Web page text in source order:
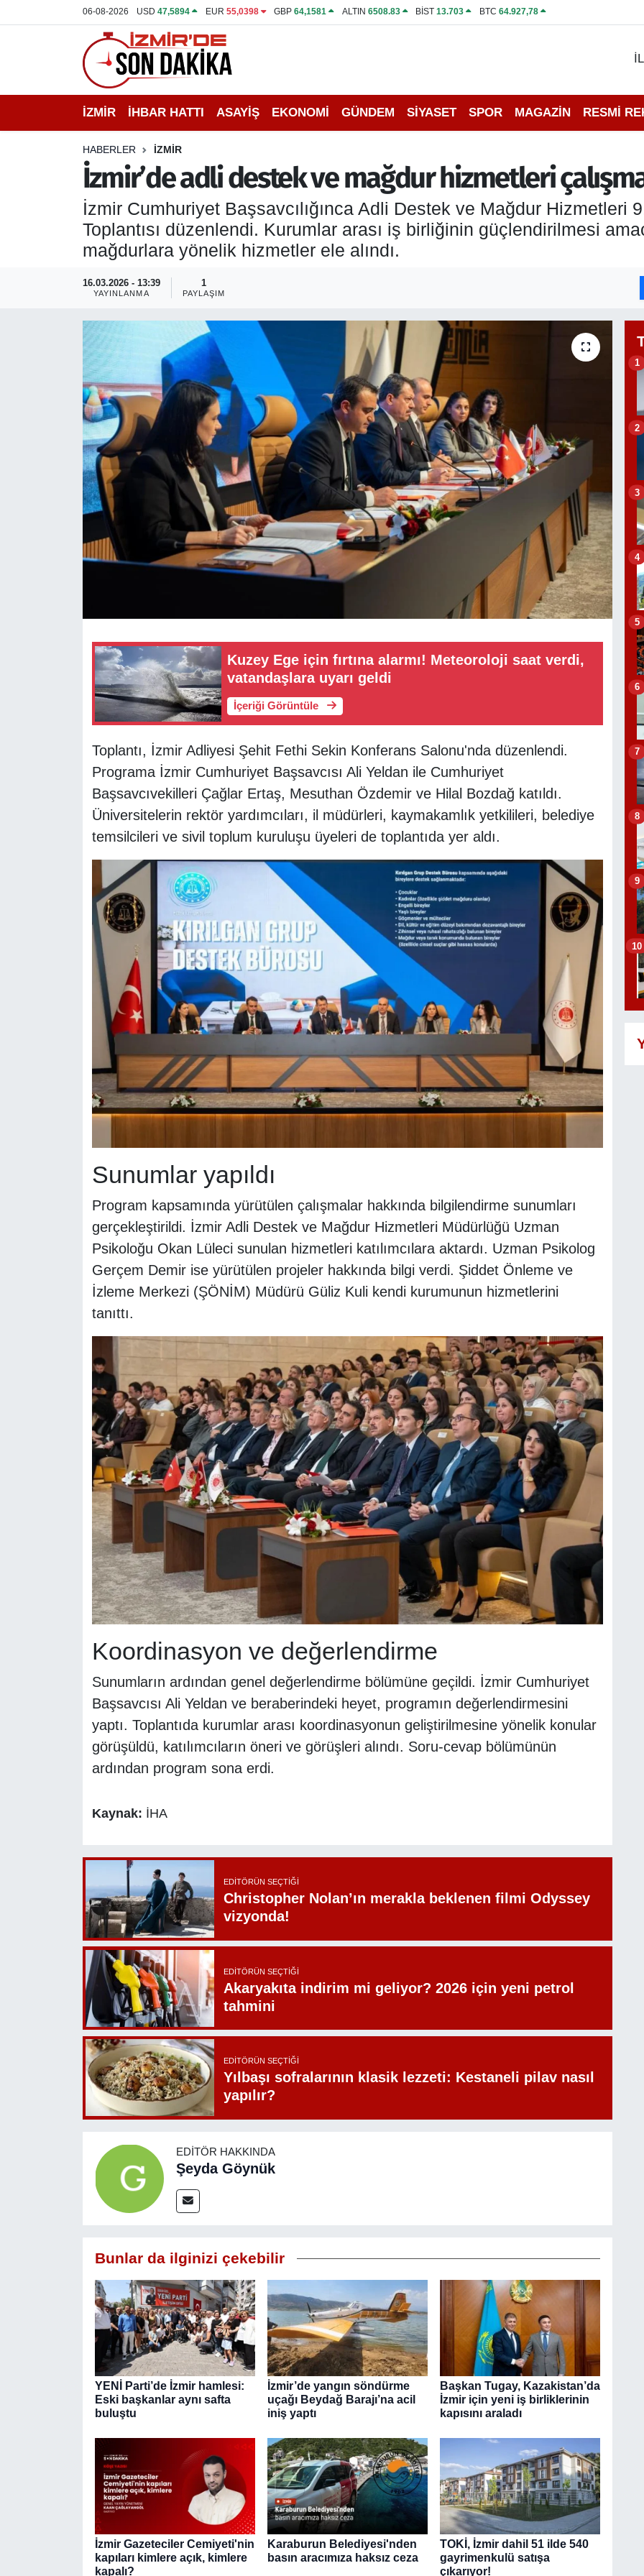
06-08-2026 USD47,5894 EUR 55,0398 GBP64,1581 ALTIN 6508.83 BİST13.703 BTC 64.927,78
İZMİR İHBAR HATTI ASAYİŞ EKONOMİ GÜNDEM SİYASET SPOR MAGAZİN RESMİ
HABERLER İZMİR
İzmir’de adli destek ve mağdur hizmetleri
İzmir Cumhuriyet Başsavcılığınca Adli Destek ve Mağdur Hizmetleri
Toplantısı düzenlendi. Kurumlar arası iş birliğinin güçlendirilmesi
mağdurlara yönelik hizmetler ele alındı.
16.03.2026 - 13:39
YAYINLANMA
1
PAYLAŞIM
Kuzey Ege için fırtına alarmı! Meteoroloji saat verdi,
vatandaşlara uyarı geldi
İçeriği Görüntüle
Toplantı, İzmir Adliyesi Şehit Fethi Sekin Konferans Salonu'nda düzenlendi.
Programa İzmir Cumhuriyet Başsavcısı Ali Yeldan ile Cumhuriyet
Başsavcıvekilleri Çağlar Ertaş, Mesuthan Özdemir ve Hilal Bozdağ katıldı.
Üniversitelerin rektör yardımcıları, il müdürleri, kaymakamlık yetkilileri, belediye
temsilcileri ve sivil toplum kuruluşu üyeleri de toplantıda yer aldı.
Sunumlar yapıldı
Program kapsamında yürütülen çalışmalar hakkında bilgilendirme sunumları
gerçekleştirildi. İzmir Adli Destek ve Mağdur Hizmetleri Müdürlüğü Uzman
Psikoloğu Okan Lüleci sunulan hizmetleri katılımcılara aktardı. Uzman Psikolog
Gerçem Demir ise yürütülen projeler hakkında bilgi verdi. Şiddet Önleme ve
İzleme Merkezi (ŞÖNİM) Müdürü Güliz Kuli kendi kurumunun hizmetlerini
tanıttı.
Koordinasyon ve değerlendirme
Sunumların ardından genel değerlendirme bölümüne geçildi. İzmir Cumhuriyet
Başsavcısı Ali Yeldan ve beraberindeki heyet, programın değerlendirmesini
yaptı. Toplantıda kurumlar arası koordinasyonun geliştirilmesine yönelik konular
görüşüldü, katılımcıların öneri ve görüşleri alındı. Soru-cevap bölümünün
ardından program sona erdi.
Kaynak: İHA
EDITÖRÜN SEÇTIĞI
Christopher Nolan’ın merakla beklenen filmi Odyssey
vizyonda!
EDITÖRÜN SEÇTIĞI
Akaryakıta indirim mi geliyor? 2026 için yeni petrol
tahmini
EDITÖRÜN SEÇTIĞI
Yılbaşı sofralarının klasik lezzeti: Kestaneli pilav nasıl
yapılır?
EDITÖR HAKKINDA
Şeyda Göynük
Bunlar da ilginizi çekebilir
YENİ Parti’de İzmir hamlesi:
Eski başkanlar aynı safta
buluştu
İzmir’de yangın söndürme
uçağı Beydağ Barajı’na acil
iniş yaptı
Başkan Tugay, Kazakistan’da
İzmir için yeni iş birliklerinin
kapısını araladı
İzmir Gazeteciler Cemiyeti'nin
kapıları kimlere açık, kimlere
kapalı?
Karaburun Belediyesi'nden
basın aracımıza haksız ceza
TOKİ, İzmir dahil 51 ilde 540
gayrimenkulü satışa
çıkarıyor!
1
2
3
4
5
6
7
8
9
10
İHBAR HATTI
DEPREM
EKONOMİ
SİYASET
RESMİ REKLAM
İzmir Nöbetçi Eczaneler
İzmir Hava Durumu
İzmir Namaz Vakitleri
İzmir Trafik Yoğunluk Haritası
Puan Durumu ve Fikstür
Tüm Manşetler